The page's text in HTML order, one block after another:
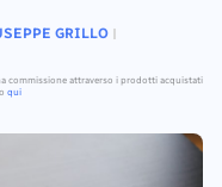
GRILLO
commissione attraverso i prodotti acquistati
qui